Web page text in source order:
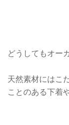
どうしてもオー
天然素材にはこ
ことのある下着